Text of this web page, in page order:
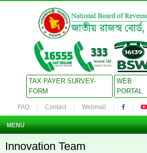
TAX PAYER SURVEY-
FORM
WEB
PORTAL
FAQ Contact Webmail
MENU
Innovation Team